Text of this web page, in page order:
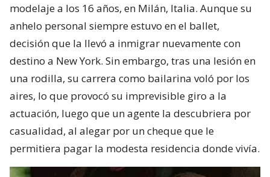
modelaje a los 16 años, en Milán, Italia. Aunque su
anhelo personal siempre estuvo en el ballet,
decisión que la llevó a inmigrar nuevamente con
destino a New York. Sin embargo, tras una lesión en
una rodilla, su carrera como bailarina voló por los
aires, lo que provocó su imprevisible giro a la
actuación, luego que un agente la descubriera por
casualidad, al alegar por un cheque que le
permitiera pagar la modesta residencia donde vivía.